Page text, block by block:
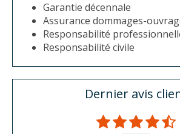
Garantie décennale
Assurance dommages-
Responsabilité
Responsabilité civile
Dernier avis